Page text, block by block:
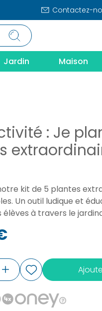
Contactez-
Jardin Maison
: Je
kit de 5 plantes
Un outil ludique et
élèves à travers le